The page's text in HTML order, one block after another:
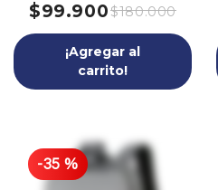
$99.900$180.000
¡Agregar al
carrito!
-35 %